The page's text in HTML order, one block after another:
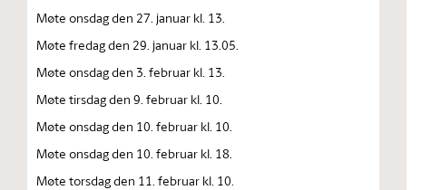
Møte onsdag den 27. januar kl. 13.
Møte fredag den 29. januar kl. 13.05.
Møte onsdag den 3. februar kl. 13.
Møte tirsdag den 9. februar kl. 10.
Møte onsdag den 10. februar kl. 10.
Møte onsdag den 10. februar kl. 18.
Møte torsdag den 11. februar kl. 10.